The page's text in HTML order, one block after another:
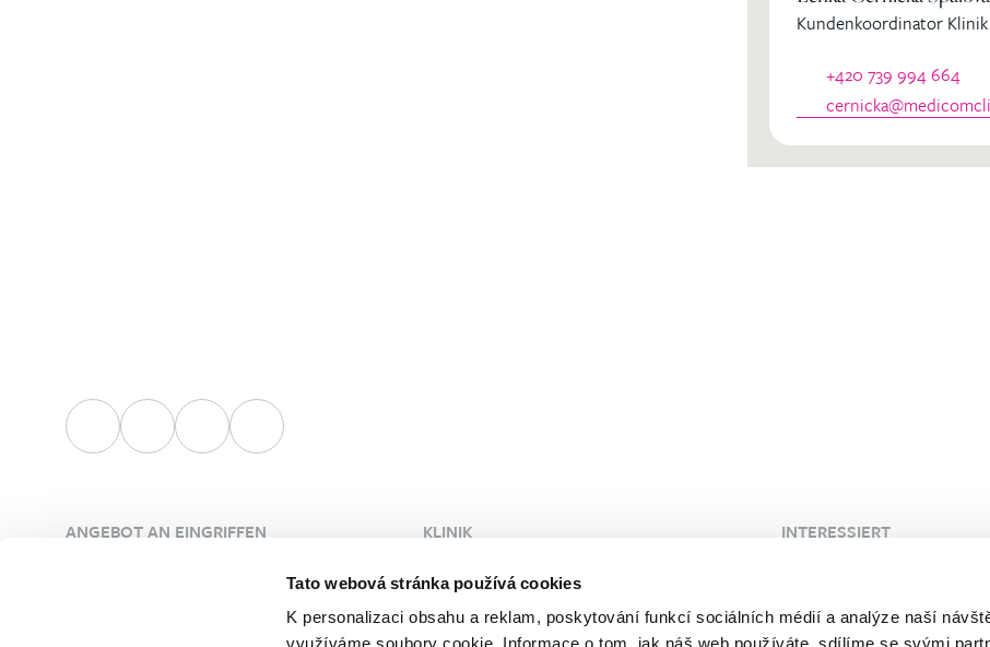
Tato webová stránka používá cookies
K personalizaci obsahu a reklam, poskytování funkcí sociálních médií a analýze naší
Kundenkoordinator Klinik
+420 739 994 664
ANGEBOT AN EINGRIFFEN KLINIK
Über die Klinik
Ärzte
Unsere Kunden
INTERESSIERT
FAQ
Probleme